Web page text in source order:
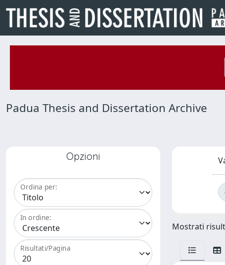
Padua Thesis and Dissertation Archive
Opzioni
Ordina per:
In ordine:
Risultati/Pagina
Mostrati